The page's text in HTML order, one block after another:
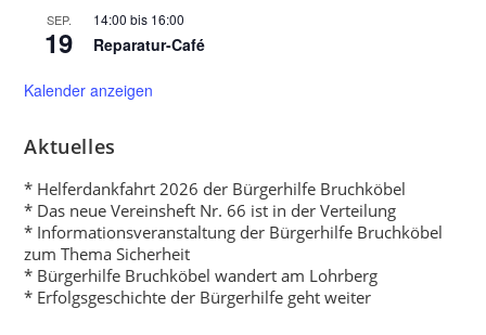
SEP.
19
14:00 bis 16:00
Reparatur-Café
Kalender anzeigen
Aktuelles
* Helferdankfahrt 2026 der Bürgerhilfe Bruchköbel
* Das neue Vereinsheft Nr. 66 ist in der Verteilung
* Informationsveranstaltung der Bürgerhilfe Bruchköbel
zum Thema Sicherheit
* Bürgerhilfe Bruchköbel wandert am Lohrberg
* Erfolgsgeschichte der Bürgerhilfe geht weiter